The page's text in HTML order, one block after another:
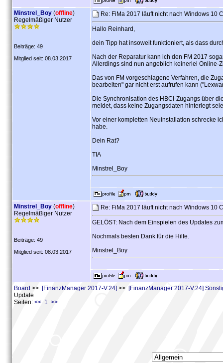
Minstrel_Boy (offline)
Regelmäßiger Nutzer
Beiträge: 49
Mitglied seit: 08.03.2017
Re: FiMa 2017 läuft nicht nach Windows 10
Hallo Reinhard,
dein Tipp hat insoweit funktioniert, als dass
Nach der Reparatur kann ich den FM 2017
Allerdings sind nun angeblich keinerlei Online-
Das von FM vorgeschlagene Verfahren, die
bearbeiten" gar nicht erst aufrufen kann
Die Synchronisation des HBCI-Zugangs über
meldet, dass keine Zugangsdaten hinterlegt
Vor einer kompletten Neuinstallation schrecke
habe.
Dein Rat?
TIA
Minstrel_Boy
Minstrel_Boy (offline)
Regelmäßiger Nutzer
Beiträge: 49
Mitglied seit: 08.03.2017
Re: FiMa 2017 läuft nicht nach Windows 10
GELÖST: Nach dem Einspielen des Updates
Nochmals besten Dank für die Hilfe.
Minstrel_Boy
Board >> [FinanzManager 2017-V.24] >> [FinanzManager 2017-V.24]
Update
Seiten: << 1 >>